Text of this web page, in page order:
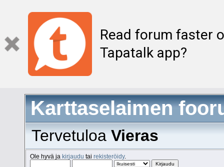
Read forum faster
Tapatalk app?
Karttaselaimen
TervetuloaVieras
Ole hyvä jakirjaudu tairekisteröidy.